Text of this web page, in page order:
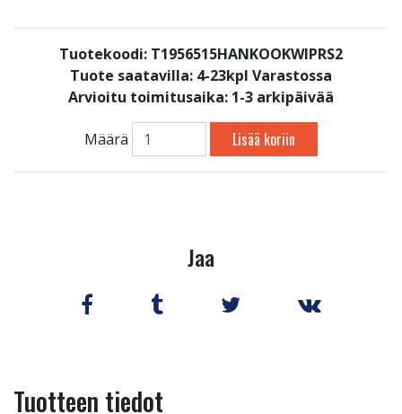
Tuotekoodi: T1956515HANKOOKWIPRS2
Tuote saatavilla: 4-23kpl Varastossa
Arvioitu toimitusaika: 1-3 arkipäivää
Määrä Lisää koriin
Jaa
Tuotteen tiedot